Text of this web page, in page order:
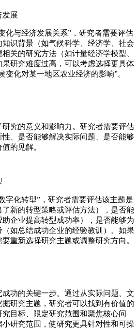
发展
化与经济发展关系”，研究者需要评估
识背景（如气候科学、经济学、社会
关的研究方法（如计量经济学模型、
研究难度过高，可以考虑选择更具体
变化对某一地区农业经济的影响”。
究的意义和影响力。研究者需要评估
、是否能够解决实际问题、是否能够
的见解。
字化转型”，研究者需要评估该主题是
新的转型策略或评估方法），是否能
企业提高转型成功率），是否能够为
如总结成功企业的经验教训）。如果
重新选择研究主题或调整研究方向。
功的关键一步。通过从实际问题、文
研究主题，研究者可以找到有价值的
目标、限定研究范围和聚焦核心问
研究范围，使研究更具针对性和可操